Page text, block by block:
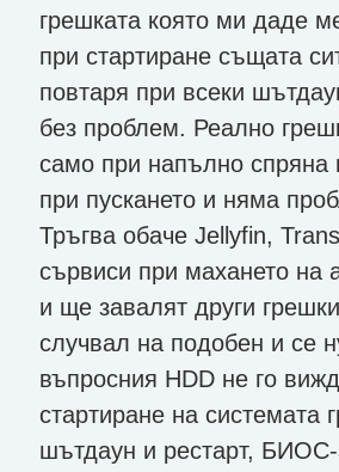
грешката която ми даде
при стартиране същата
повтаря при всеки
без проблем. Реално
само при напълно
при пускането и няма
Тръгва обаче Jellyfin,
сървиси при махането на
и ще завалят други
случвал на подобен и се
въпросния HDD не го
стартиране на системата
шътдаун и рестарт,